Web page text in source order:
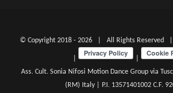
© Copyright 2018 - 2026 | All Rights Reserved
Ass. Cult. Sonia Nifosi Motion Dance Group via
(RM) Italy | P.I. 13571401002 C.F.